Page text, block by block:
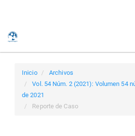
Inicio
Archivos
Vol. 54 Núm. 2 (2021): Volumen 54
de 2021
Reporte de Caso